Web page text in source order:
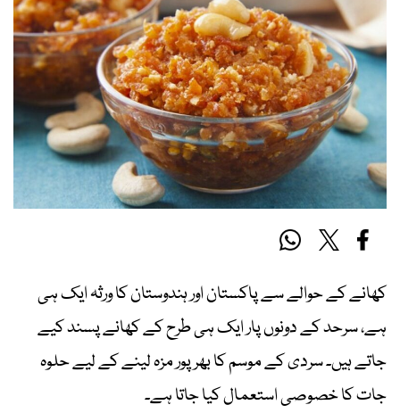
کھانے کے حوالے سے پاکستان اور ہندوستان کا ورثہ ایک ہی
ہے، سرحد کے دونوں پار ایک ہی طرح کے کھانے پسند کیے
جاتے ہیں۔ سردی کے موسم کا بھرپور مزہ لینے کے لیے حلوہ
جات کا خصوصی استعمال کیا جاتا ہے۔